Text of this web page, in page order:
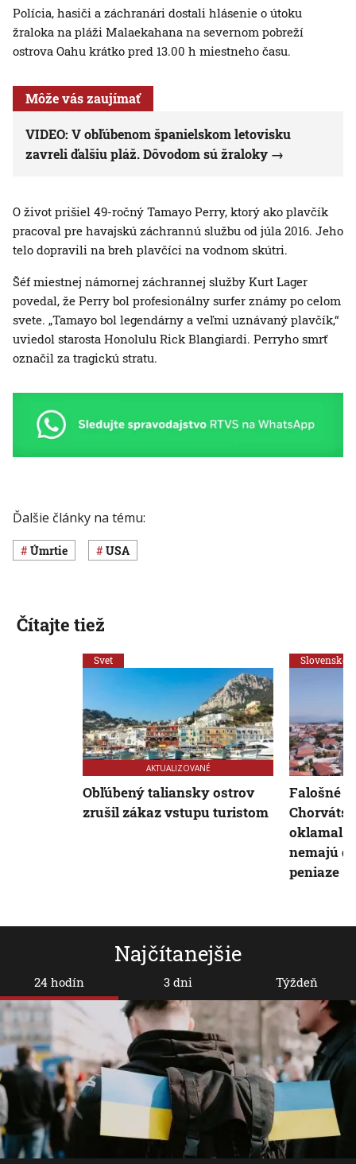
Polícia, hasiči a záchranári dostali hlásenie o útoku
žraloka na pláži Malaekahana na severnom pobreží
ostrova Oahu krátko pred 13.00 h miestneho času.
Môže vás zaujímať
VIDEO: V obľúbenom španielskom letovisku
zavreli ďalšiu pláž. Dôvodom sú žraloky
O život prišiel 49-ročný Tamayo Perry, ktorý ako plavčík
pracoval pre havajskú záchrannú službu od júla 2016. Jeho
telo dopravili na breh plavčíci na vodnom skútri.
Šéf miestnej námornej záchrannej služby Kurt Lager
povedal, že Perry bol profesionálny surfer známy po celom
svete. „Tamayo bol legendárny a veľmi uznávaný plavčík,“
uviedol starosta Honolulu Rick Blangiardi. Perryho smrť
označil za tragickú stratu.
Ďalšie články na tému:
úmrtie USA
Najčítanejšie
24 hodín 3 dni Týždeň
Čítajte tiež
Svet
AKTUALIZOVANÉ
Obľúbený taliansky ostrov
zrušil zákaz vstupu turistom
Slovensko
Falošné
oklamal
nemajú
peniaze